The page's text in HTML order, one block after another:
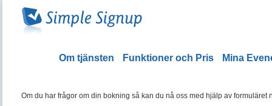
Om tjänsten Funktioner och Pris Mina
Om du har frågor om din bokning så kan du nå oss med hjälp av formuläret